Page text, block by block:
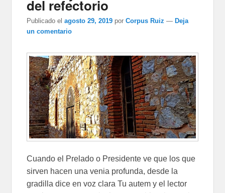
del refectorio
Publicado el agosto 29, 2019 porCorpus Ruiz — Deja
un comentario
Cuando el Prelado o Presidente ve que los que
sirven hacen una venia profunda, desde la
gradilla dice en voz clara Tu autem y el lector